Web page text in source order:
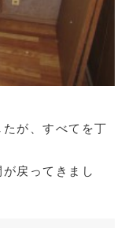
が、すべてを丁
戻ってきまし